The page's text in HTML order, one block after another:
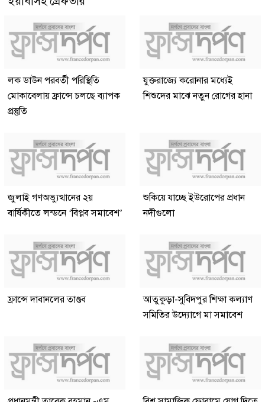
লক ডাউন পরবর্তী পরিস্থিতি
মোকাবেলায় ফ্রান্সে চলছে ব্যাপক
প্রস্তুতি
যুক্তরাজ্যে করোনার মধ্যেই
শিশুদের মাঝে নতুন রোগের হানা
জুলাই গণঅভ্যুত্থানের ২য়
বার্ষিকীতে লন্ডনে ‘বিপ্লব সমাবেশ’
শুকিয়ে যাচ্ছে ইউরোপের প্রধান
নদীগুলো
ফ্রান্সে দাবানলের তাণ্ডব
আতুকুড়া-সুবিদপুর শিক্ষা কল্যাণ
সমিতির উদ্যোগে মা সমাবেশ